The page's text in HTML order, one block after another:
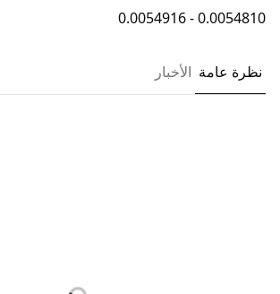
0.0054810 - 0.0054916
نظرة عامة الأخبار